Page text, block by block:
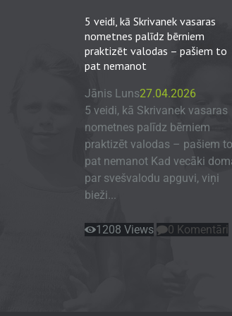
5 veidi, kā Skrivanek vasaras
nometnes palīdz bērniem
praktizēt valodas – pašiem to
pat nemanot
Jānis Luns27.04.2026
5 veidi, kā Skrivanek vasaras
nometnes palīdz bērniem
praktizēt valodas – pašiem to
pat nemanot Kad vecāki
par svešvalodu apguvi, viņi
bieži...
1208 Views 0 Komentāri